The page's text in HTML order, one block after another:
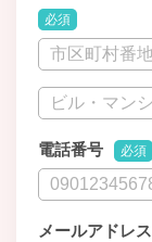
必須
電話番号 必須
メールアドレス